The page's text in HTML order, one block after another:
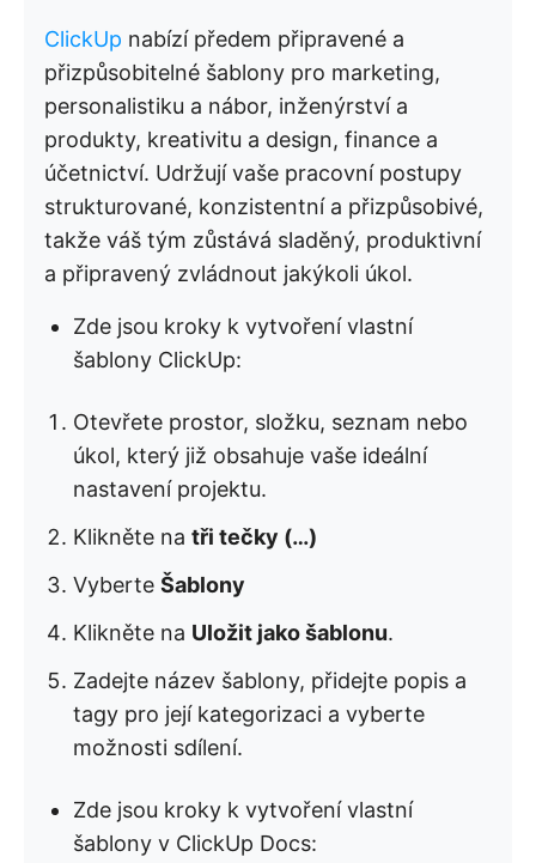
ClickUp nabízí předem připravené a
přizpůsobitelné šablony pro marketing,
personalistiku a nábor, inženýrství a
produkty, kreativitu a design, finance a
účetnictví. Udržují vaše pracovní postupy
strukturované, konzistentní a přizpůsobivé,
takže váš tým zůstává sladěný, produktivní
a připravený zvládnout jakýkoli úkol.
Zde jsou kroky k vytvoření vlastní
šablony ClickUp:
Otevřete prostor, složku, seznam nebo
úkol, který již obsahuje vaše ideální
nastavení projektu.
Klikněte na tři tečky (…)
Vyberte Šablony
Klikněte na Uložit jako šablonu.
Zadejte název šablony, přidejte popis a
tagy pro její kategorizaci a vyberte
možnosti sdílení.
Zde jsou kroky k vytvoření vlastní
šablony v ClickUp Docs: